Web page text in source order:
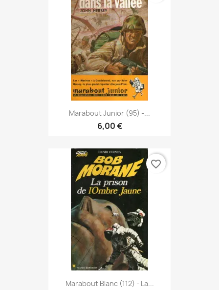
Marabout Junior (95) -...
6,00 €
Marabout Blanc (112) - La...
favorite_border